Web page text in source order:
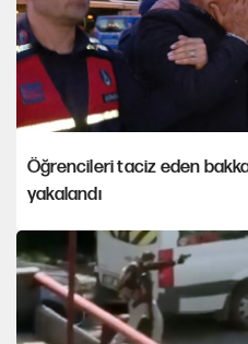
Öğrencileri taciz eden
yakalandı